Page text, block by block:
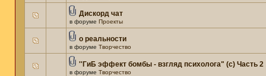
Дискорд чат
в форуме Проекты
о реальности
в форуме Творчество
''ГиБ эффект бомбы - взгляд психолога" (c) Часть 2
в форуме Творчество